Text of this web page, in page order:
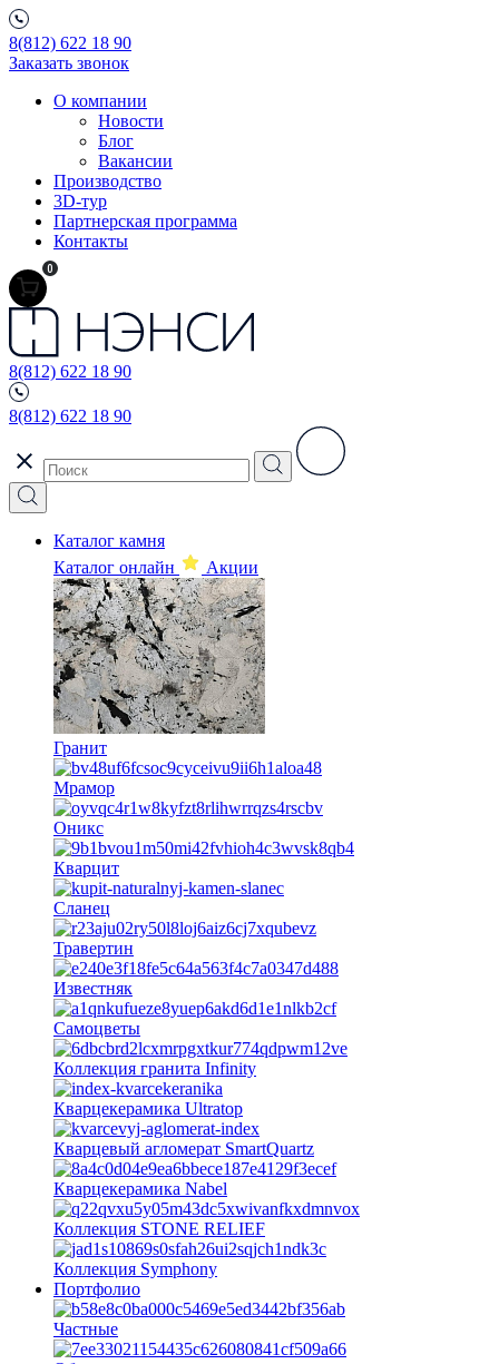
8(812) 622 18 90
Заказать звонок
О компании
Новости
Блог
Вакансии
Производство
3D-тур
Партнерская программа
Контакты
0
8(812) 622 18 90
8(812) 622 18 90
Каталог камня
Каталог онлайн
Акции
Гранит
Мрамор
Оникс
Кварцит
Сланец
Травертин
Известняк
Самоцветы
Коллекция гранита Infinity
Кварцекерамика Ultratop
Кварцевый агломерат SmartQuartz
Кварцекерамика Nabel
Коллекция STONE RELIEF
Коллекция Symphony
Портфолио
Частные